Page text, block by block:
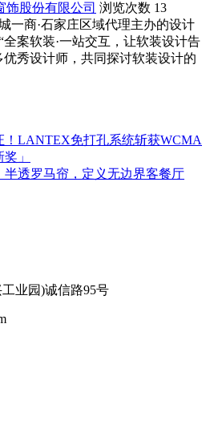
饰股份有限公司 浏览次数 13
一商·石家庄区域代理主办的设计
案软装·一站交互，让软装设计告
秀设计师，共同探讨软装设计的
！LANTEX免打孔系统斩获WCMA
」
半透罗马帘，定义无边界客餐厅
业园)诚信路95号